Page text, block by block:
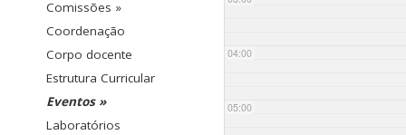
Comissões »
Coordenação
Corpo docente
Estrutura Curricular
Eventos »
Laboratórios
04:00
05:00